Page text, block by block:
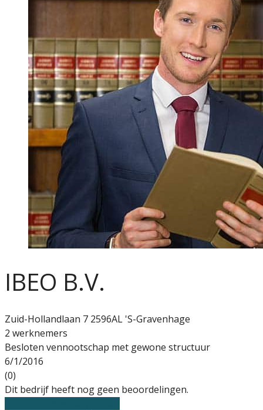
IBEO B.V.
Zuid-Hollandlaan 7 2596AL 'S-Gravenhage
2 werknemers
Besloten vennootschap met gewone structuur
6/1/2016
(0)
Dit bedrijf heeft nog geen beoordelingen.